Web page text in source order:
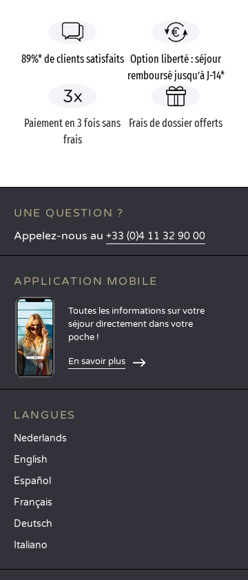
89%* de clients satisfaits Option liberté : séjour
remboursé jusqu’à J-14*
Paiement en 3 fois sans
frais
Frais de dossier offerts
UNE QUESTION ?
Appelez-nous au +33 (0)4 11 32 90 00
APPLICATION MOBILE
Toutes les informations sur votre
séjour directement dans votre
poche !
En savoir plus
LANGUES
Nederlands
English
Español
Français
Deutsch
Italiano